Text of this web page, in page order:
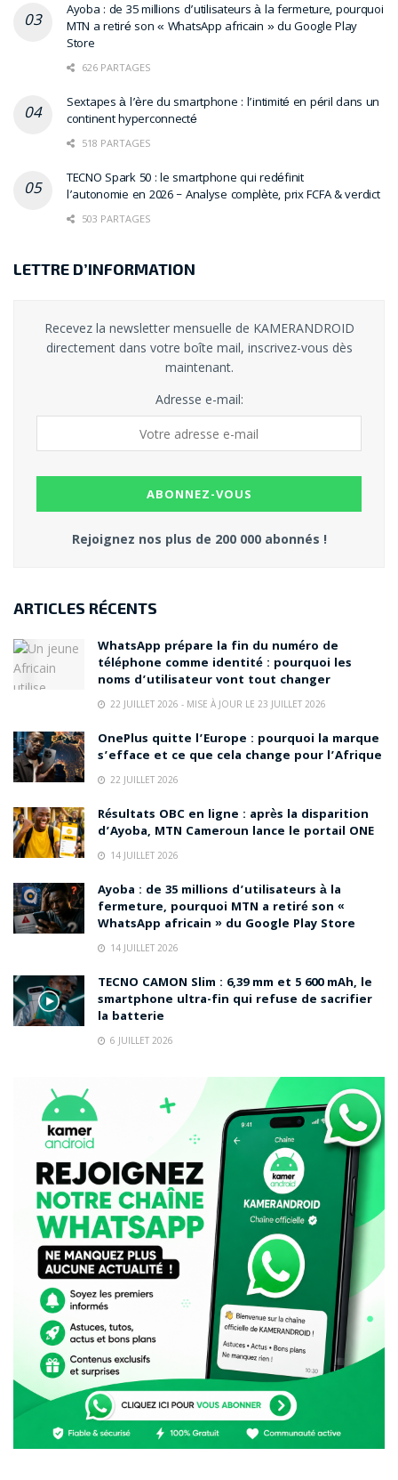
Ayoba : de 35 millions d’utilisateurs à la fermeture, pourquoi
MTN a retiré son « WhatsApp africain » du Google Play
Store
626 PARTAGES
Sextapes à l’ère du smartphone : l’intimité en péril dans un
continent hyperconnecté
518 PARTAGES
TECNO Spark 50 : le smartphone qui redéfinit
l’autonomie en 2026 – Analyse complète, prix FCFA & verdict
503 PARTAGES
LETTRE D’INFORMATION
Recevez la newsletter mensuelle de KAMERANDROID
directement dans votre boîte mail, inscrivez-vous dès
maintenant.
Adresse e-mail:
Rejoignez nos plus de 200 000 abonnés !
ARTICLES RÉCENTS
WhatsApp prépare la fin du numéro de
téléphone comme identité : pourquoi les
noms d’utilisateur vont tout changer
22 JUILLET 2026 - MISE À JOUR LE 23 JUILLET 2026
OnePlus quitte l’Europe : pourquoi la marque
s’efface et ce que cela change pour l’Afrique
22 JUILLET 2026
Résultats OBC en ligne : après la disparition
d’Ayoba, MTN Cameroun lance le portail ONE
14 JUILLET 2026
Ayoba : de 35 millions d’utilisateurs à la
fermeture, pourquoi MTN a retiré son «
WhatsApp africain » du Google Play Store
14 JUILLET 2026
TECNO CAMON Slim : 6,39 mm et 5 600 mAh, le
smartphone ultra-fin qui refuse de sacrifier
la batterie
6 JUILLET 2026